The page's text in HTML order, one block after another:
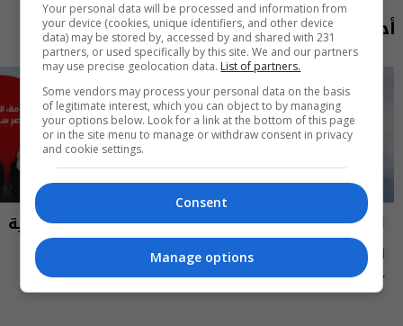
أحدث الحلقات
العراق في دقيقة
العراق في دقيقة 07-08-2026 | 2026
13:00 | 2026-08-07
نشرة أخبار السومرية
نشرة ٧ آب ٢٠٢٦ | 2026
12:45 | 2026-08-07
Your personal data will be processed and information from
your device (cookies, unique identifiers, and other device
data) may be stored by, accessed by and shared with 231
partners, or used specifically by this site. We and our partners
may use precise geolocation data. List of partners.
Some vendors may process your personal data on the basis
of legitimate interest, which you can object to by managing
your options below. Look for a link at the bottom of this page
or in the site menu to manage or withdraw consent in privacy
and cookie settings.
Consent
Manage options